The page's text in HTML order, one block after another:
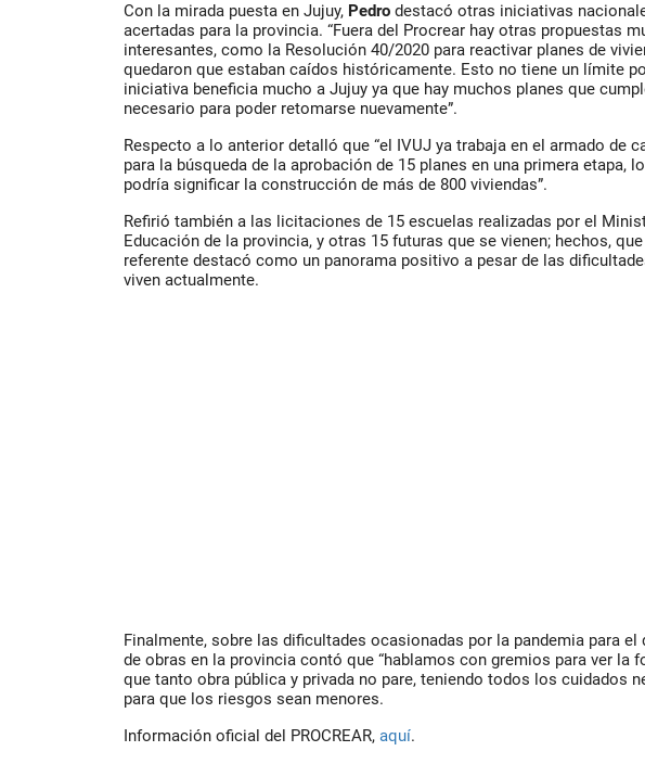
Con la mirada puesta en Jujuy, Pedro destacó otras iniciativas
acertadas para la provincia. “Fuera del Procrear hay otras propuestas
interesantes, como la Resolución 40/2020 para reactivar planes de
quedaron que estaban caídos históricamente. Esto no tiene un límite
iniciativa beneficia mucho a Jujuy ya que hay muchos planes que
necesario para poder retomarse nuevamente”.
Respecto a lo anterior detalló que “el IVUJ ya trabaja en el armado de
para la búsqueda de la aprobación de 15 planes en una primera etapa,
podría significar la construcción de más de 800 viviendas”.
Refirió también a las licitaciones de 15 escuelas realizadas por el
Educación de la provincia, y otras 15 futuras que se vienen; hechos, que
referente destacó como un panorama positivo a pesar de las
viven actualmente.
Finalmente, sobre las dificultades ocasionadas por la pandemia para el
de obras en la provincia contó que “hablamos con gremios para ver la
que tanto obra pública y privada no pare, teniendo todos los cuidados
para que los riesgos sean menores.
Información oficial del PROCREAR, aquí.